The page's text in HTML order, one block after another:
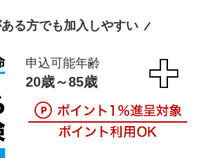
る方でも加入しやすい
申込可能年齢
20歳～85歳